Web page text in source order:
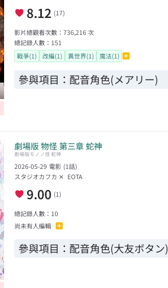
8.12 (17)
影片總觀看次數： 736,216 次
總記錄人數： 151
戰爭(1)
改編(1) 異世界(1) 魔法(1)
參與項目： 配音角色(メアリー)
劇場版 物怪 第三章 蛇神
劇場版モノノ怪 蛇神
2026-05-29 電影 (1話)
スタジオカフカ ✕ EOTA
9.00 (1)
總記錄人數： 10
尚未有人編輯
參與項目： 配音角色(大友ボタン)